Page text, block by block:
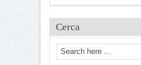
Cerca